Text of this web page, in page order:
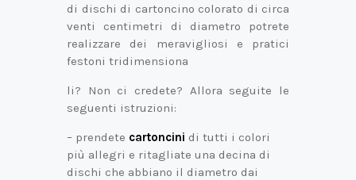
di dischi di cartoncino colorato di circa
venti centimetri di diametro potrete
realizzare dei meravigliosi e pratici
festoni tridimensiona
li? Non ci credete? Allora seguite le
seguenti istruzioni:
– prendete cartoncini di tutti i colori
più allegri e ritagliate una decina di
dischi che abbiano il diametro dai